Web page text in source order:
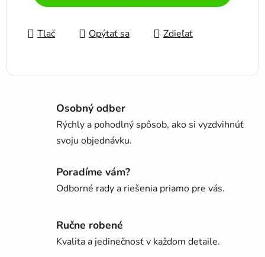
Tlač Opýtať sa Zdieľať
Osobný odber
Rýchly a pohodlný spôsob, ako si vyzdvihnúť
svoju objednávku.
Poradíme vám?
Odborné rady a riešenia priamo pre vás.
Ručne robené
Kvalita a jedinečnosť v každom detaile.